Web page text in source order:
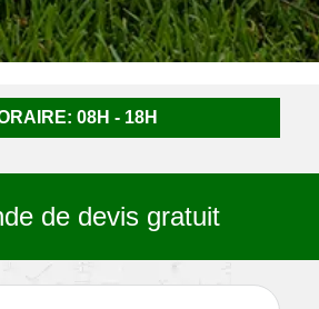
08H - 18H
de devis gratuit